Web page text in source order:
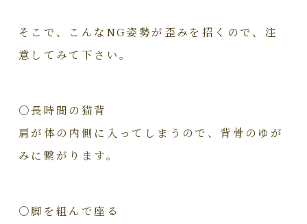
そこで、こんなNG姿勢が歪みを招くので、注
意してみて下さい。
○長時間の猫背
肩が体の内側に入ってしまうので、背骨のゆが
みに繋がります。
○脚を組んで座る